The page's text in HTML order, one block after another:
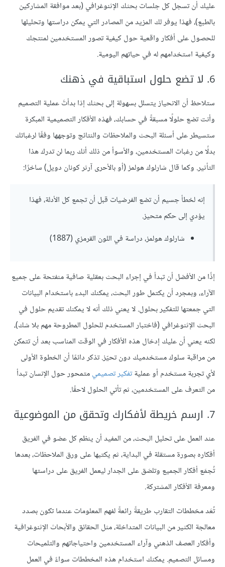
عليك أن تسجل كل جلسات بحثك الإثنوغرافي (بعد موافقة المشاركين
بالطبع)، فهذا يوفر لك المزيد من المصادر التي يمكن دراستها وتحليلها
للحصول على أفكار واقعية حول كيفية تصور المستخدمين لمنتجك
وكيفية استخدامهم له في حياتهم اليومية.
6. لا تضع حلول استباقية في ذهنك
ستلاحظ أن الانحياز يتسلل بسهولة إلى بحثك إذا بدأتَ عملية التصميم
وأنت تضع حلولًا مسبقةً في حسابك، فهذه الأفكار التصميمية المبكرة
ستسيطر على أسئلة البحث والملاحظات والنتائج وتوجهها وفقًا لرغباتك
بدلًا من رغبات المستخدمين، والأسوأ من ذلك أنك ربما لن تدرك هذا
التأثير. وكما قال شارلوك هولمز (أو بالأحرى آرثر كونان دويل) ساخرًا:
إنه لخطأ جسيم أن تضع الفرضيات قبل أن تجمع كل الأدلة، فهذا
يؤدي إلى حكم متحيز.
شارلوك هولمز، دراسة في اللون القرمزي (1887)
إذًا من الأفضل أن تبدأ في إجراء البحث بعقلية صافية منفتحة على جميع
الآراء، وبمجرد أن يكتمل طور البحث، يمكنك البدء باستخدام البيانات
التي جمعتها للتفكير بحلول. لا يعني ذلك أنه لا يمكنك تقديم حلول في
البحث الإثنوغرافي (فاختبار المستخدم للحلول المطروحة مهم بلا شك)،
لكنه يعني أن عليك إدخال هذه الأفكار في الوقت المناسب بعد أن تتمكن
من مراقبة سلوك مستخدميك دون تحيّز. تذكر دائمًا أن الخطوة الأولى
لأي تجربة مستخدم أو عمليةتفكير تصميميمتمحور حول الإنسان تبدأ
من التعرف على المستخدمين، ثم تأتي الحلول لاحقًا.
7. ارسم خريطة لأفكارك وتحقق من الموضوعية
عند العمل على تحليل البحث، من المفيد أن ينظم كل عضو في الفريق
أفكاره بصورة مستقلة في البداية، ثم يكتبها على ورق الملاحظات، بعدها
تُجمَع أفكار الجميع وتلصَق على الجدار ليعمل الفريق على دراستها
ومعرفة الأفكار المشتركة.
تُعَد مخططات التقارب طريقةً رائعةً لفهم المعلومات عندما تكون بصدد
معالجة الكثير من البيانات المتداخلة، مثل الحقائق والأبحاث الإثنوغرافية
وأفكار العصف الذهني وآراء المستخدمين واحتياجاتهم والتلميحات
ومسائل التصميم. يمكنك استخدام هذه المخططات سواءً في العمل